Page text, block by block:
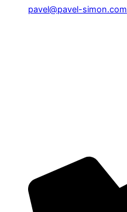
pavel@pavel-simon.com